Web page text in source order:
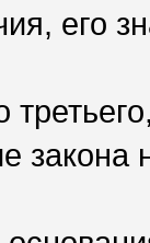
его
закона